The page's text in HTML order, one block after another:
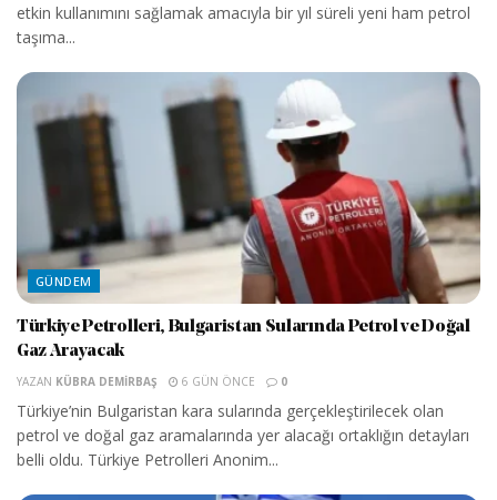
etkin kullanımını sağlamak amacıyla bir yıl süreli yeni ham petrol
taşıma...
GÜNDEM
Türkiye Petrolleri, Bulgaristan Sularında Petrol ve Doğal
Gaz Arayacak
YAZAN KÜBRA DEMIRBAŞ 6 GÜN ÖNCE 0
Türkiye’nin Bulgaristan kara sularında gerçekleştirilecek olan
petrol ve doğal gaz aramalarında yer alacağı ortaklığın detayları
belli oldu. Türkiye Petrolleri Anonim...